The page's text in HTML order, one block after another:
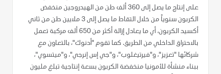
على إنتاج ما يصل إلى 360 ألف طن من الهيدروجين منخفض
الكربون سنوياً من خلال التقاط ما يصل إلى 3 ملايين طن من ثاني
أكسيد الكربون، أي ما يعادل إزالة أكثر من 650 ألف مركبة تعمل
بالاحتراق الداخلي من الطريق. كما تقوم "أدنوك"، بالتعاون مع
شركائها "تعزيز"، و"فيرتيغلوب"، و"جي إس إنرجي"، و"ميتسوي"،
ببناء منشأة للأمونيا منخفضة الكربون بسعة إنتاجية تبلغ مليون